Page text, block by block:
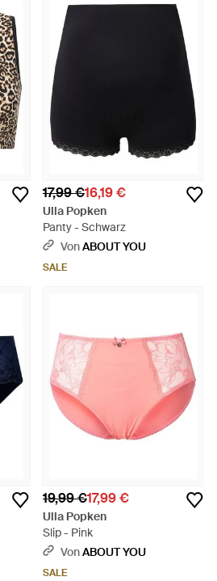
17,99 €16,19 €
Ulla Popken
Panty - Schwarz
VonABOUT YOU
SALE
19,99 €17,99 €
Ulla Popken
Slip - Pink
VonABOUT YOU
SALE